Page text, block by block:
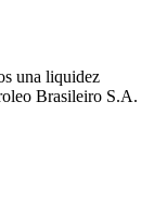
una liquidez
Brasileiro S.A.